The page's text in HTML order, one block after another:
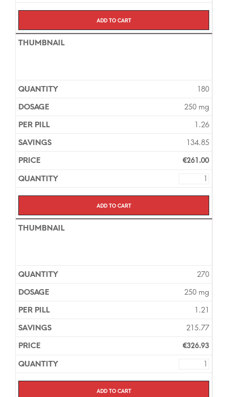
Add to cart
180
250 mg
1.26
134.85
€261.00
Add to cart
270
250 mg
1.21
215.77
€326.93
Add to cart